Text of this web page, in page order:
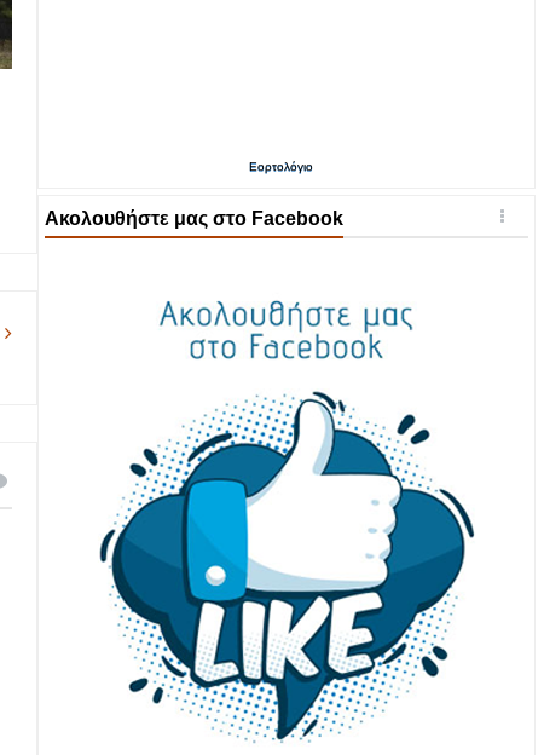
Εορτολόγιο
Ακολουθήστε μας στο Facebook